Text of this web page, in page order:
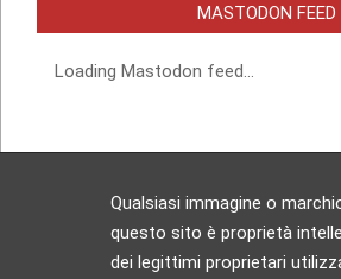
MASTODON FEED
Loading Mastodon feed...
Qualsiasi immagine o
questo sito è proprietà
dei legittimi proprietari